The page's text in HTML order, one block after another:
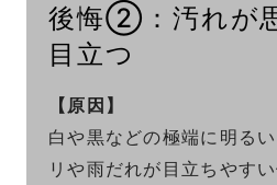
後悔②：汚れが
目立つ
【原因】
白や黒などの極端に明る
リや雨だれが目立ちやす